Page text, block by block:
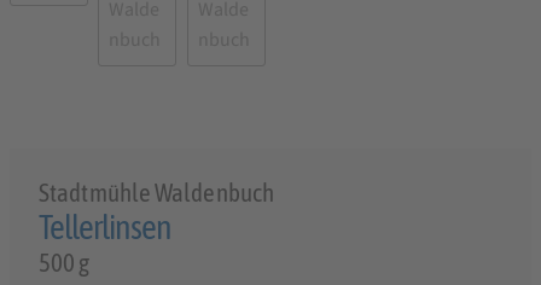
Stadtmühle Waldenbuch
Tellerlinsen
500 g